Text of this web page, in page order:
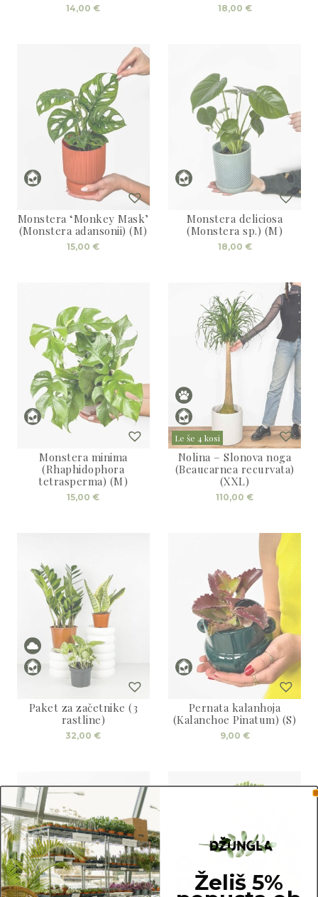
14,00 € 18,00 €
Monstera ‘Monkey Mask’
(Monstera adansonii) (M)
15,00 €
Monstera deliciosa
(Monstera sp.) (M)
18,00 €
Monstera minima
(Rhaphidophora
tetrasperma) (M)
15,00 €
Le še 4 kosi
Nolina – Slonova noga
(Beaucarnea recurvata)
(XXL)
110,00 €
Paket za začetnike (3
rastline)
32,00 €
Pernata kalanhoja
(Kalanchoe Pinatum) (S)
9,00 €
Želiš 5%